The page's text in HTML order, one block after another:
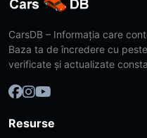
CarsDB – Informația care
Baza ta de încredere cu
verificate și actualizate
Resurse